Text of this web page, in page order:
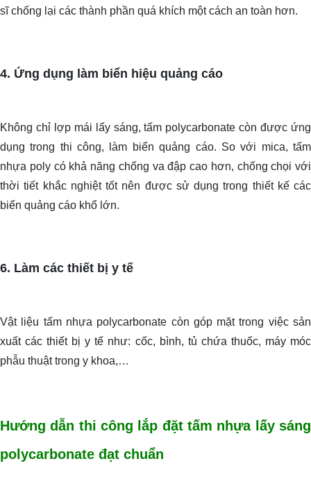
sĩ chống lại các thành phần quá khích một cách an toàn hơn.
4. Ứng dụng làm biển hiệu quảng cáo
Không chỉ lợp mái lấy sáng, tấm polycarbonate còn được ứng
dụng trong thi công, làm biển quảng cáo. So với mica, tấm
nhựa poly có khả năng chống va đập cao hơn, chống chọi với
thời tiết khắc nghiệt tốt nên được sử dụng trong thiết kế các
biển quảng cáo khổ lớn.
6. Làm các thiết bị y tế
Vật liệu tấm nhựa polycarbonate còn góp mặt trong việc sản
xuất các thiết bị y tế như: cốc, bình, tủ chứa thuốc, máy móc
phẫu thuật trong y khoa,…
Hướng dẫn thi công lắp đặt tấm nhựa lấy sáng
polycarbonate đạt chuẩn